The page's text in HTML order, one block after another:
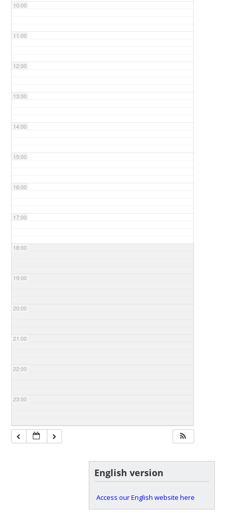
10:00
11:00
12:00
13:00
14:00
15:00
16:00
17:00
18:00
19:00
20:00
21:00
22:00
23:00
English version
Access our English website here